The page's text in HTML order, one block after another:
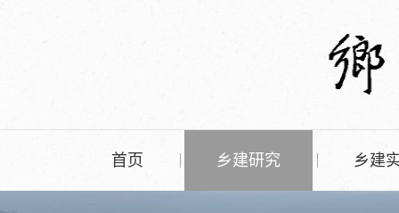
首页 乡建研究 乡建